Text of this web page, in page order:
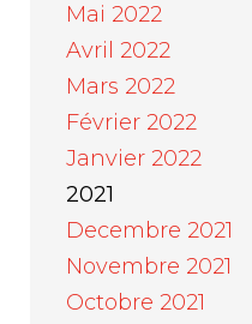
Mai 2022
Avril 2022
Mars 2022
Février 2022
Janvier 2022
2021
Decembre 2021
Novembre 2021
Octobre 2021